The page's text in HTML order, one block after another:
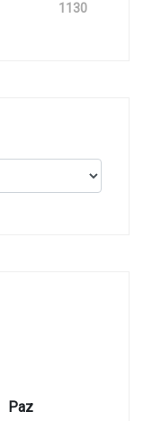
1130
Paz